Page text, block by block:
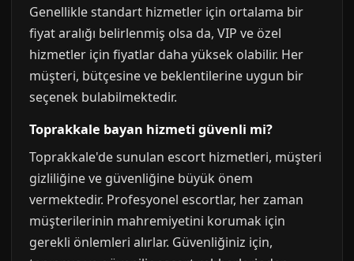
Genellikle standart hizmetler için ortalama bir
fiyat aralığı belirlenmiş olsa da, VIP ve özel
hizmetler için fiyatlar daha yüksek olabilir. Her
müşteri, bütçesine ve beklentilerine uygun bir
seçenek bulabilmektedir.
Toprakkale bayan hizmeti güvenli mi?
Toprakkale'de sunulan escort hizmetleri, müşteri
gizliliğine ve güvenliğine büyük önem
vermektedir. Profesyonel escortlar, her zaman
müşterilerinin mahremiyetini korumak için
gerekli önlemleri alırlar. Güvenliğiniz için,